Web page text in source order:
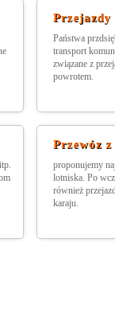
Przejazdy
Państwa
transport
związane z
powrotem.
Przewóz
proponujemy
lotniska. Po
również
karaju.